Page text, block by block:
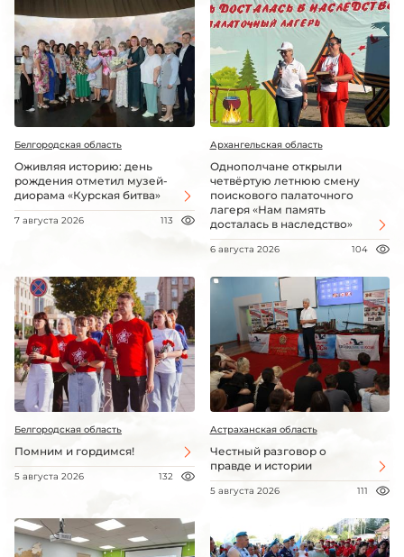
Белгородская область
Оживляя историю: день
рождения отметил музей-
диорама «Курская битва»
7 августа 2026 113
Архангельская область
Однополчане открыли
четвёртую летнюю смену
поискового палаточного
лагеря «Нам память
досталась в наследство»
6 августа 2026 104
Белгородская область
Помним и гордимся!
5 августа 2026 132
Астраханская область
Честный разговор о
правде и истории
5 августа 2026 111